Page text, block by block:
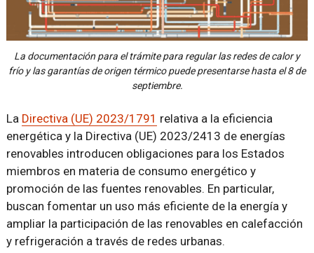
La documentación para el trámite para regular las redes de calor y
frío y las garantías de origen térmico puede presentarse hasta el 8 de
septiembre.
La Directiva (UE) 2023/1791 relativa a la eficiencia
energética y la Directiva (UE) 2023/2413 de energías
renovables introducen obligaciones para los Estados
miembros en materia de consumo energético y
promoción de las fuentes renovables. En particular,
buscan fomentar un uso más eficiente de la energía y
ampliar la participación de las renovables en calefacción
y refrigeración a través de redes urbanas.